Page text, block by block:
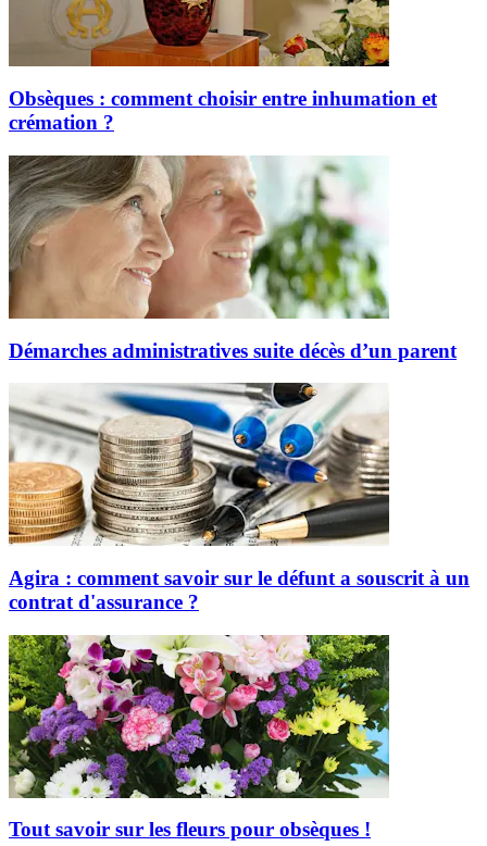
Obsèques : comment choisir entre inhumation et
crémation ?
Démarches administratives suite décès d’un parent
Agira : comment savoir sur le défunt a souscrit à un
contrat d'assurance ?
Tout savoir sur les fleurs pour obsèques !